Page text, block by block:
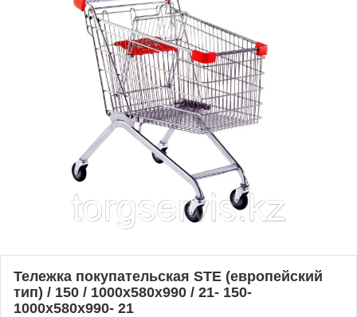
Тележка покупательская STE (европейский
тип) / 150 / 1000х580х990 / 21- 150-
1000х580х990- 21